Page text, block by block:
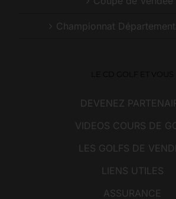
Championnat
DEVENEZ
VIDEOS COURS DE
LES GOLFS DE
LIENS UTILES
ASSURANCE